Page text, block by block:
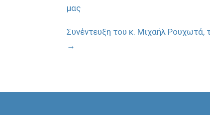
μας
Συνέντευξη του κ. Μιχαήλ Ρουχωτά,
→